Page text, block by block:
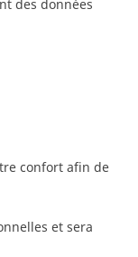
des données
confort afin de
et sera